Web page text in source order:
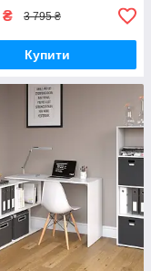
₴ 3 795 ₴
Купити